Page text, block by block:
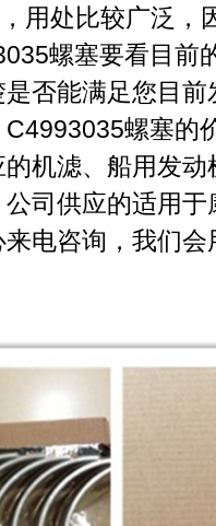
用处比较广泛，
螺塞要看目前
否能满足您目
螺塞的
机滤、船用发
司供应的适用
电咨询，我们